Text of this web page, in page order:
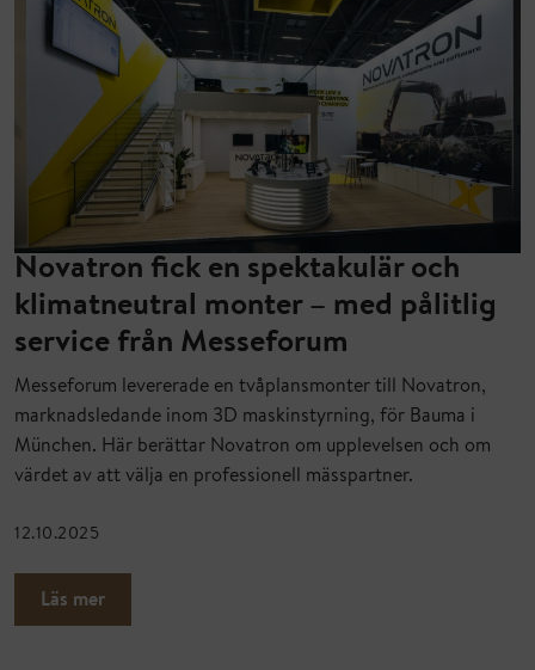
Novatron fick en spektakulär och
klimatneutral monter – med pålitlig
service från Messeforum
Messeforum levererade en tvåplansmonter till Novatron,
marknadsledande inom 3D maskinstyrning, för Bauma i
München. Här berättar Novatron om upplevelsen och om
värdet av att välja en professionell mässpartner.
12.10.2025
Läs mer